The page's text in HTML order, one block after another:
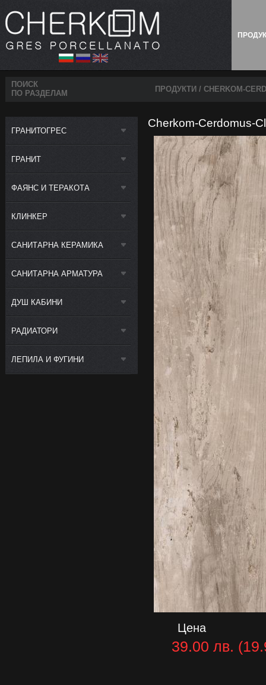
ПОИСК
ПО РАЗДЕЛАМ
ПРОДУКТИ / CHERKOM-
ГРАНИТОГРЕС
ГРАНИТ
ФАЯНС И ТЕРАКОТА
КЛИНКЕР
САНИТАРНА КЕРАМИКА
САНИТАРНА АРМАТУРА
ДУШ КАБИНИ
РАДИАТОРИ
ЛЕПИЛА И ФУГИНИ
Cherkom-Cerdomus-
Цена
39.00 лв.